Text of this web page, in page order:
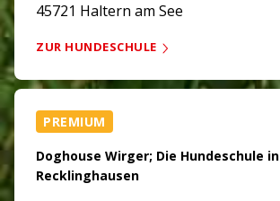
45721 Haltern am See
ZUR HUNDESCHULE
PREMIUM
Doghouse Wirger; Die Hundeschule in
Recklinghausen